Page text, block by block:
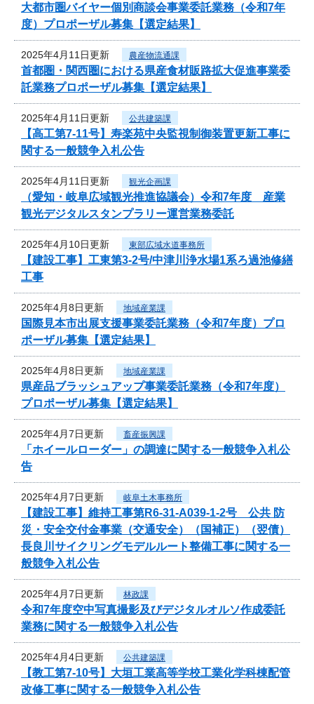
大都市圏バイヤー個別商談会事業委託業務（令和7年
度）プロポーザル募集【選定結果】
2025年4月11日更新 農産物流通課
首都圏・関西圏における県産食材販路拡大促進事業委
託業務プロポーザル募集【選定結果】
2025年4月11日更新 公共建築課
【高工第7-11号】寿楽苑中央監視制御装置更新工事に
関する一般競争入札公告
2025年4月11日更新 観光企画課
（愛知・岐阜広域観光推進協議会）令和7年度 産業
観光デジタルスタンプラリー運営業務委託
2025年4月10日更新 東部広域水道事務所
【建設工事】工東第3-2号/中津川浄水場1系ろ過池修繕
工事
2025年4月8日更新 地域産業課
国際見本市出展支援事業委託業務（令和7年度）プロ
ポーザル募集【選定結果】
2025年4月8日更新 地域産業課
県産品ブラッシュアップ事業委託業務（令和7年度）
プロポーザル募集【選定結果】
2025年4月7日更新 畜産振興課
「ホイールローダー」の調達に関する一般競争入札公
告
2025年4月7日更新 岐阜土木事務所
【建設工事】維持工事第R6-31-A039-1-2号 公共 防
災・安全交付金事業（交通安全）（国補正）（翌債）
長良川サイクリングモデルルート整備工事に関する一
般競争入札公告
2025年4月7日更新 林政課
令和7年度空中写真撮影及びデジタルオルソ作成委託
業務に関する一般競争入札公告
2025年4月4日更新 公共建築課
【教工第7-10号】大垣工業高等学校工業化学科棟配管
改修工事に関する一般競争入札公告